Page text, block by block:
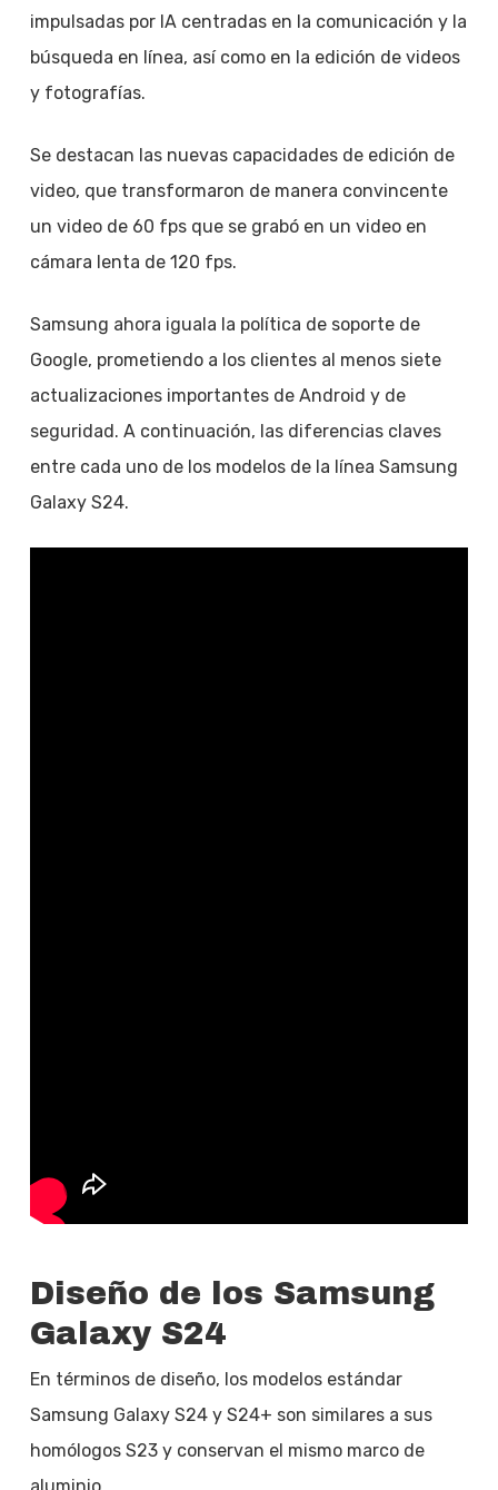
impulsadas por IA centradas en la comunicación y la
búsqueda en línea, así como en la edición de videos
y fotografías.
Se destacan las nuevas capacidades de edición de
video, que transformaron de manera convincente
un video de 60 fps que se grabó en un video en
cámara lenta de 120 fps.
Samsung ahora iguala la política de soporte de
Google, prometiendo a los clientes al menos siete
actualizaciones importantes de Android y de
seguridad. A continuación, las diferencias claves
entre cada uno de los modelos de la línea Samsung
Galaxy S24.
Diseño de los Samsung
Galaxy S24
En términos de diseño, los modelos estándar
Samsung Galaxy S24 y S24+ son similares a sus
homólogos S23 y conservan el mismo marco de